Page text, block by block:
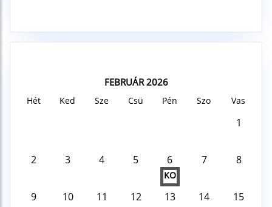
FEBRUÁR 2026
Hét Ked Sze Csü Pén Szo Vas
1
2 3 4 5 6
KO
7 8
9 10 11 12 13 14 15